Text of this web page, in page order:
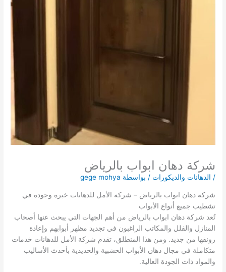
شركة دهان ابواب بالرياض
/ الدهانات والديكورات / بواسطة gege mohya
شركة دهان ابواب بالرياض – شركة الأمل للدهانات خبرة وجودة في
تشطيب جميع أنواع الأبواب
تُعد شركة دهان ابواب بالرياض من أهم الجهات التي يبحث عنها أصحاب
المنازل والفلل والمكاتب الراغبون في تجديد مظهر أبوابهم وإعادة
رونقها من جديد. ومن هذا المنطلق، تقدم شركة الأمل للدهانات خدمات
متكاملة في مجال دهان الأبواب الخشبية والحديدية بأحدث الأساليب
والمواد ذات الجودة العالية.